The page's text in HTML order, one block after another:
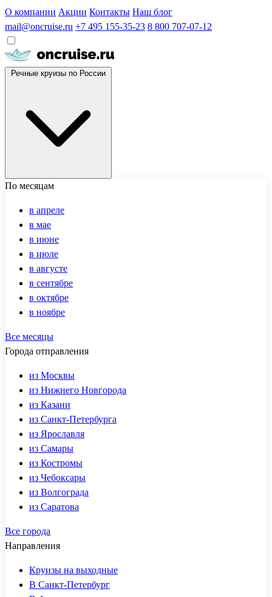
О компании Акции Контакты Наш блог
mail@oncruise.ru +7 495 155-35-23 8 800 707-07-12
По месяцам
в апреле
в мае
в июне
в июле
в августе
в сентябре
в октябре
в ноябре
Все месяцы
Города отправления
из Москвы
из Нижнего Новгорода
из Казани
из Санкт-Петербурга
из Ярославля
из Самары
из Костромы
из Чебоксары
из Волгограда
из Саратова
Все города
Направления
Круизы на выходные
В Санкт-Петербург